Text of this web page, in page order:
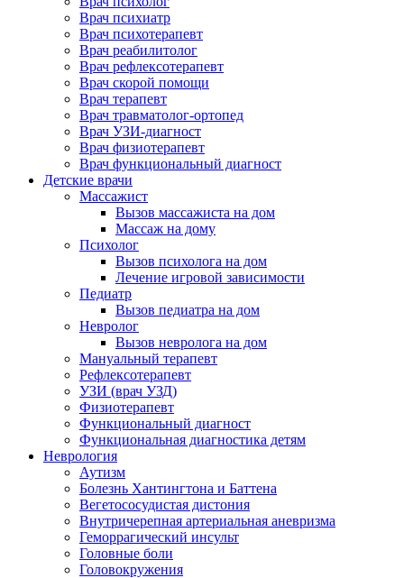
Врач психиатр
Врач психотерапевт
Врач реабилитолог
Врач рефлексотерапевт
Врач скорой помощи
Врач терапевт
Врач травматолог-ортопед
Врач УЗИ-диагност
Врач физиотерапевт
Врач функциональный диагност
Детские врачи
Массажист
Вызов массажиста на дом
Массаж на дому
Психолог
Вызов психолога на дом
Лечение игровой зависимости
Педиатр
Вызов педиатра на дом
Невролог
Вызов невролога на дом
Мануальный терапевт
Рефлексотерапевт
УЗИ (врач УЗД)
Физиотерапевт
Функциональный диагност
Функциональная диагностика детям
Неврология
Аутизм
Болезнь Хантингтона и Баттена
Вегетососудистая дистония
Внутричерепная артериальная аневризма
Геморрагический инсульт
Головные боли
Головокружения